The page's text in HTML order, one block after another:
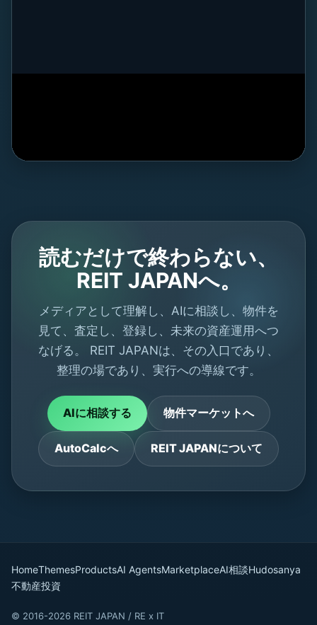
読むだけで終わらない、
REIT JAPANへ。
メディアとして理解し、AIに相談し、物件を
見て、査定し、登録し、未来の資産運用へつ
なげる。 REIT JAPANは、その入口であり、
整理の場であり、実行への導線です。
AIに相談する 物件マーケットへ
AutoCalcへ REIT JAPANについて
HomeThemesProductsAI AgentsMarketplaceAI相談Hudosanya
不動産投資
© 2016-2026 REIT JAPAN / RE x IT